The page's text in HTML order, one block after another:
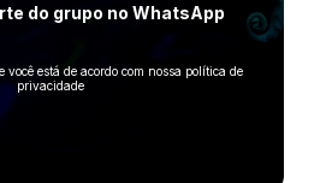
do grupo no WhatsApp
está de acordo com nossa política de
privacidade